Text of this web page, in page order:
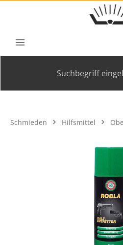
Zum Hauptinhalt springen
Schmieden Hilfsmittel
Bildergalerie überspringen